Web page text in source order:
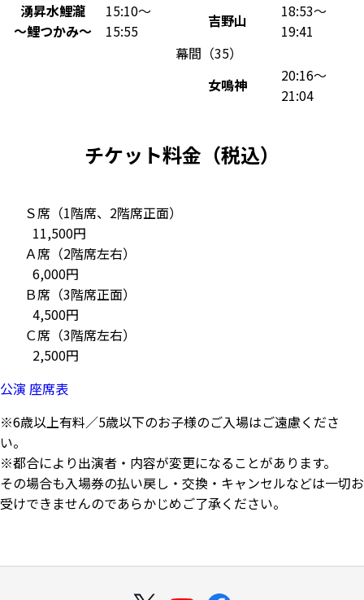
湧昇水鯉瀧
～鯉つかみ～
15:10～
15:55
吉野山
18:53～
19:41
幕間（35）
女鳴神
20:16～
21:04
チケット料金（税込）
Ｓ席（1階席、2階席正面）
11,500円
Ａ席（2階席左右）
6,000円
Ｂ席（3階席正面）
4,500円
Ｃ席（3階席左右）
2,500円
公演 座席表
※6歳以上有料／5歳以下のお子様のご入場はご遠慮くださ
い。
※都合により出演者・内容が変更になることがあります。
その場合も入場券の払い戻し・交換・キャンセルなどは一切お
受けできませんのであらかじめご了承ください。